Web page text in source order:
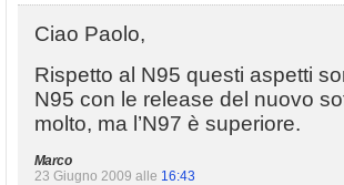
Ciao Paolo,
Rispetto al N95 questi aspetti
N95 con le release del nuovo
molto, ma l’N97 è superiore.
Marco
23 Giugno 2009 alle 16:43